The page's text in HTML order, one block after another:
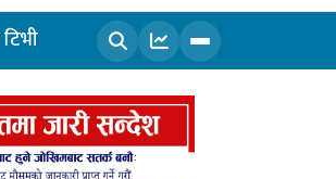
खोज्नुहोस